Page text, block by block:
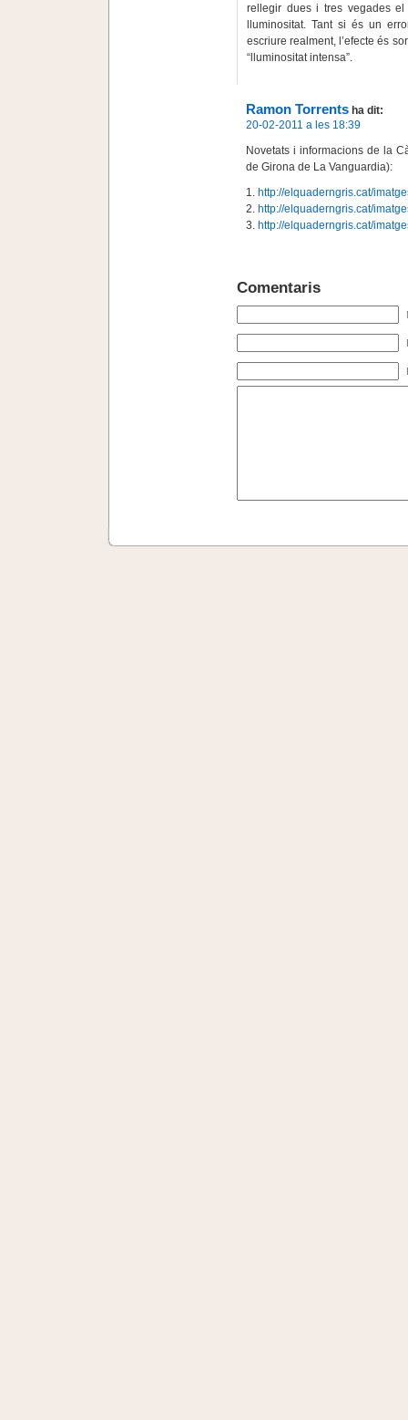
rellegir dues i tres vegades el
lluminositat. Tant si és un
escriure realment, l’efecte és
“lluminositat intensa”.
Ramon Torrents ha dit:
20-02-2011 a les 18:39
Novetats i informacions de la
de Girona de La Vanguardia):
1. http://elquaderngris.cat/
2. http://elquaderngris.cat/
3. http://elquaderngris.cat/
Comentaris